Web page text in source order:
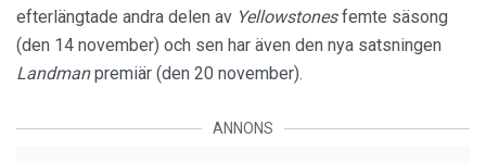
efterlängtade andra delen av Yellowstonesfemte säsong
(den 14 november) och sen har även den nya satsningen
Landmanpremiär (den 20 november).
ANNONS